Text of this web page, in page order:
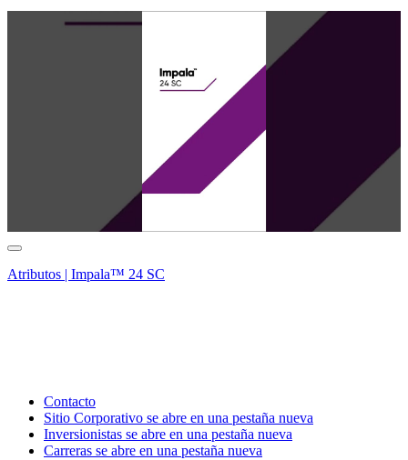
Atributos | Impala™ 24 SC
Contacto
Sitio Corporativo se abre en una pestaña nueva
Inversionistas se abre en una pestaña nueva
Carreras se abre en una pestaña nueva